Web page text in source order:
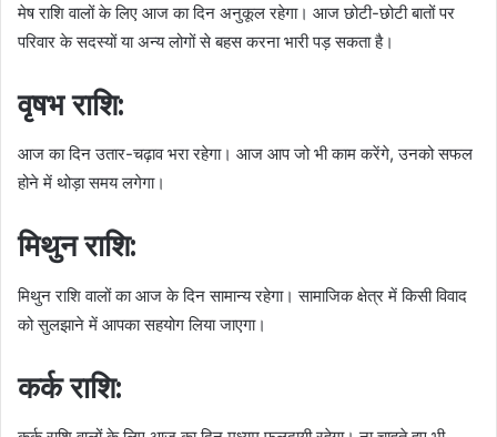
मेष राशि वालों के लिए आज का दिन अनुकूल रहेगा। आज छोटी-छोटी बातों पर
परिवार के सदस्यों या अन्य लोगों से बहस करना भारी पड़ सकता है।
वृषभ राशि:
आज का दिन उतार-चढ़ाव भरा रहेगा। आज आप जो भी काम करेंगे, उनको सफल
होने में थोड़ा समय लगेगा।
मिथुन राशि:
मिथुन राशि वालों का आज के दिन सामान्य रहेगा। सामाजिक क्षेत्र में किसी विवाद
को सुलझाने में आपका सहयोग लिया जाएगा।
कर्क राशि: